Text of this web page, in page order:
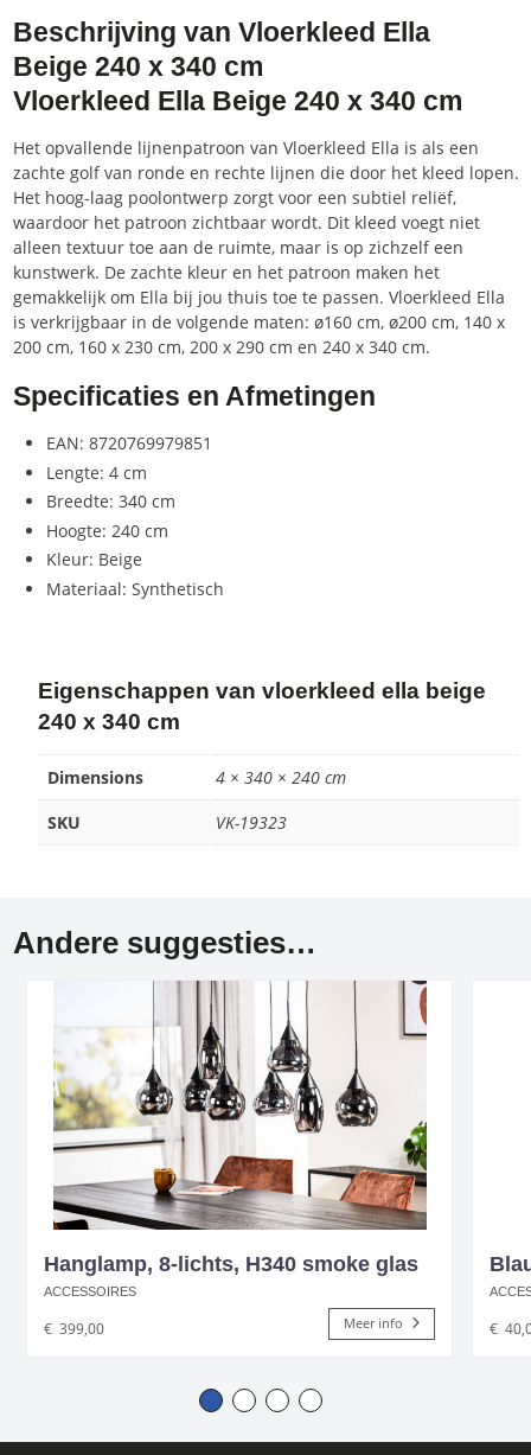
Beschrijving van Vloerkleed Ella
Beige 240 x 340 cm
Vloerkleed Ella Beige 240 x 340 cm
Het opvallende lijnenpatroon van Vloerkleed Ella is als een
zachte golf van ronde en rechte lijnen die door het kleed lopen.
Het hoog-laag poolontwerp zorgt voor een subtiel reliëf,
waardoor het patroon zichtbaar wordt. Dit kleed voegt niet
alleen textuur toe aan de ruimte, maar is op zichzelf een
kunstwerk. De zachte kleur en het patroon maken het
gemakkelijk om Ella bij jou thuis toe te passen. Vloerkleed Ella
is verkrijgbaar in de volgende maten: ø160 cm, ø200 cm, 140 x
200 cm, 160 x 230 cm, 200 x 290 cm en 240 x 340 cm.
Specificaties en Afmetingen
EAN: 8720769979851
Lengte: 4 cm
Breedte: 340 cm
Hoogte: 240 cm
Kleur: Beige
Materiaal: Synthetisch
Eigenschappen van vloerkleed ella beige
240 x 340 cm
Dimensions
4 × 340 × 240 cm
SKU
VK-19323
Andere suggesties…
Hanglamp, 8-lichts, H340 smoke glas
ACCESSOIRES
€ 399,00 Meer info €